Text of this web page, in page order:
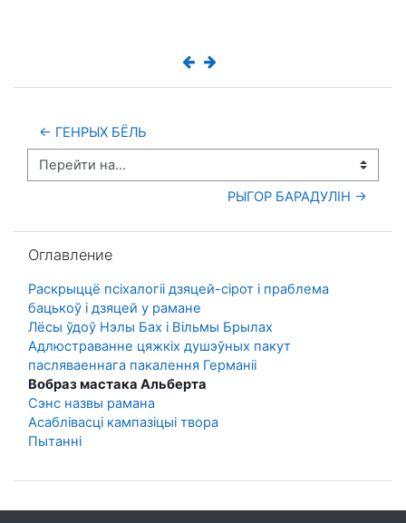
← ГЕНРЫХ БЁЛЬ
Перейти на...
РЫГОР БАРАДУЛІН →
Оглавление
Раскрыццё псіхалогіі дзяцей-сірот і праблема
бацькоў і дзяцей у рамане
Лёсы ўдоў Нэлы Бах і Вільмы Брылах
Адлюстраванне цяжкіх душэўных пакут
пасляваеннага пакалення Германіі
Вобраз мастака Альберта
Сэнс назвы рамана
Асаблівасці кампазіцыі твора
Пытаннi